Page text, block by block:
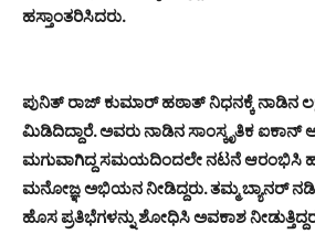
ಹಸ್ತಾಂತರಿಸಿದರು.
ಪುನಿತ್ ರಾಜ್ ಕುಮಾರ್ ಹಠಾತ್ ನಿಧನಕ್ಕೆ ನಾಡಿನ
ಮಿಡಿದಿದ್ದಾರೆ. ಅವರು ನಾಡಿನ ಸಾಂಸ್ಕೃತಿಕ ಐಕಾನ್
ಮಗುವಾಗಿದ್ದ ಸಮಯದಿಂದಲೇ ನಟನೆ ಆರಂಭಿಸಿ
ಮನೋಜ್ಞ ಅಭಿಯನ ನೀಡಿದ್ದರು. ತಮ್ಮ ಬ್ಯಾನರ್
ಹೊಸ ಪ್ರತಿಭೆಗಳನ್ನು ಶೋಧಿಸಿ ಅವಕಾಶ